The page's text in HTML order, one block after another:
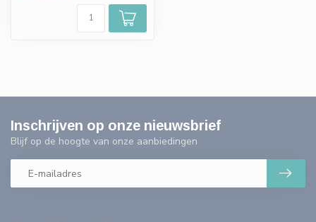
Inschrijven op onze nieuwsbrief
Blijf op de hoogte van onze aanbiedingen